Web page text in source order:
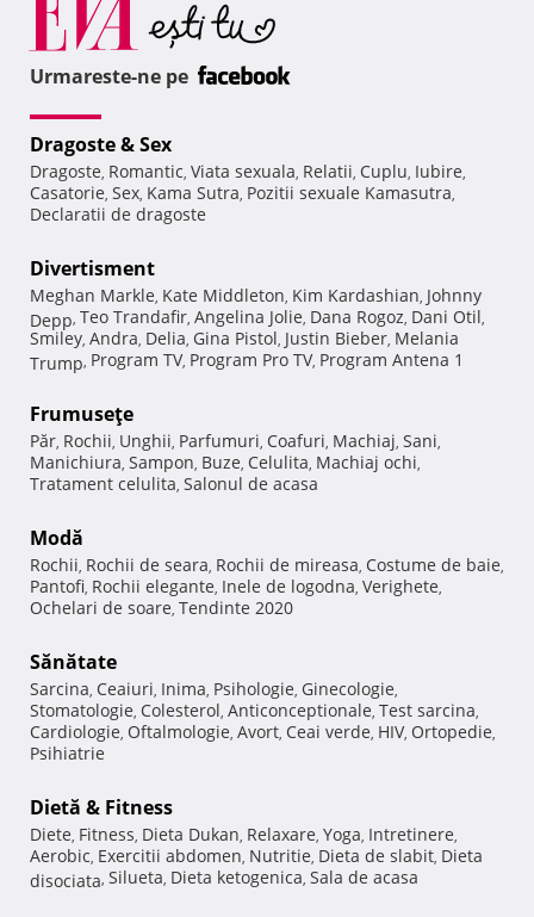
Urmareste-ne pe
Dragoste & Sex
Dragoste, Romantic, Viata sexuala, Relatii, Cuplu, Iubire,
Casatorie, Sex, Kama Sutra, Pozitii sexuale Kamasutra,
Declaratii de dragoste
Divertisment
Meghan Markle, Kate Middleton, Kim Kardashian, Johnny
Depp, Teo Trandafir, Angelina Jolie, Dana Rogoz, Dani Otil,
Smiley, Andra, Delia, Gina Pistol, Justin Bieber, Melania
Trump, Program TV, Program Pro TV, Program Antena 1
Frumuseţe
Păr, Rochii, Unghii, Parfumuri, Coafuri, Machiaj, Sani,
Manichiura, Sampon, Buze, Celulita, Machiaj ochi,
Tratament celulita, Salonul de acasa
Modă
Rochii, Rochii de seara, Rochii de mireasa, Costume de baie,
Pantofi, Rochii elegante, Inele de logodna, Verighete,
Ochelari de soare, Tendinte 2020
Sănătate
Sarcina, Ceaiuri, Inima, Psihologie, Ginecologie,
Stomatologie, Colesterol, Anticonceptionale, Test sarcina,
Cardiologie, Oftalmologie, Avort, Ceai verde, HIV, Ortopedie,
Psihiatrie
Dietă & Fitness
Diete, Fitness, Dieta Dukan, Relaxare, Yoga, Intretinere,
Aerobic, Exercitii abdomen, Nutritie, Dieta de slabit, Dieta
disociata, Silueta, Dieta ketogenica, Sala de acasa